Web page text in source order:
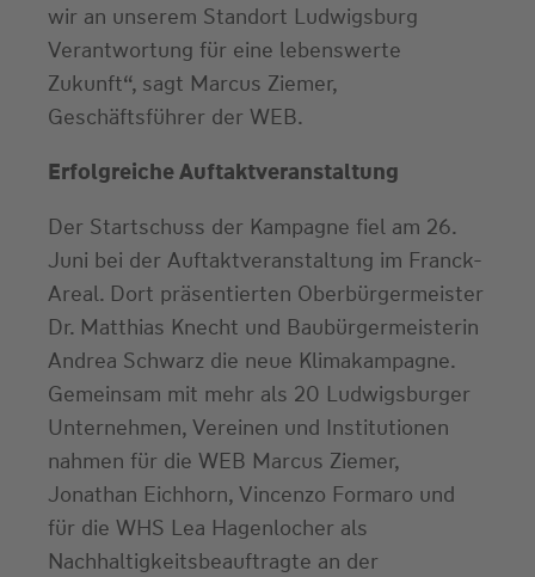
wir an unserem Standort Ludwigsburg
Verantwortung für eine lebenswerte
Zukunft“, sagt Marcus Ziemer,
Geschäftsführer der WEB.
Erfolgreiche Auftaktveranstaltung
Der Startschuss der Kampagne fiel am 26.
Juni bei der Auftaktveranstaltung im Franck-
Areal. Dort präsentierten Oberbürgermeister
Dr. Matthias Knecht und Baubürgermeisterin
Andrea Schwarz die neue Klimakampagne.
Gemeinsam mit mehr als 20 Ludwigsburger
Unternehmen, Vereinen und Institutionen
nahmen für die WEB Marcus Ziemer,
Jonathan Eichhorn, Vincenzo Formaro und
für die WHS Lea Hagenlocher als
Nachhaltigkeitsbeauftragte an der